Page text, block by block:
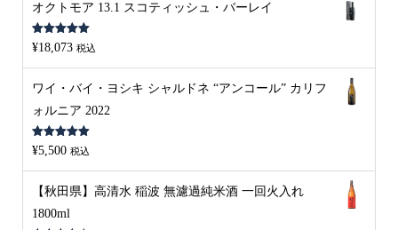
オクトモア 13.1 スコティッシュ・バーレイ
5段階中5.00
の評価
¥18,073 税込
ワイ・バイ・ヨシキ シャルドネ “アンコール” カリフ
ォルニア 2022
5段階中 5.00
の評価
¥5,500 税込
【秋田県】高清水 稲波 無濾過純米酒 一回火入れ
1800ml